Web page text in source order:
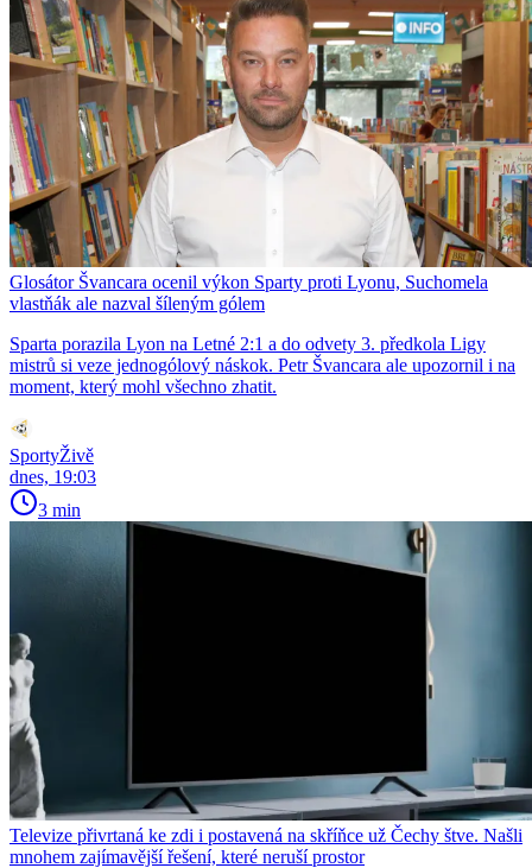
Glosátor Švancara ocenil výkon Sparty proti Lyonu, Suchomela
vlastňák ale nazval šíleným gólem
Sparta porazila Lyon na Letné 2:1 a do odvety 3. předkola Ligy
mistrů si veze jednogólový náskok. Petr Švancara ale upozornil i na
moment, který mohl všechno zhatit.
SportyŽivě
dnes, 19:03
3 min
Televize přivrtaná ke zdi i postavená na skříňce už Čechy štve. Našli
mnohem zajímavější řešení, které neruší prostor